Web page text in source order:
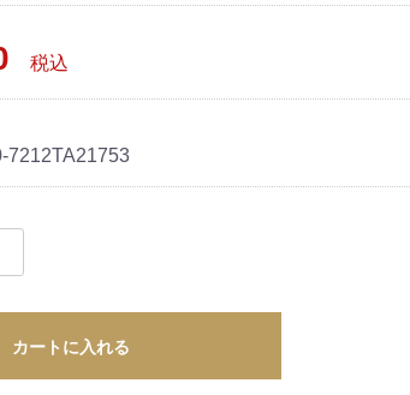
税込
7212TA21753
カートに入れる